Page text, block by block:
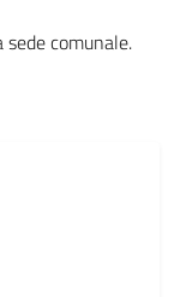
comunale.